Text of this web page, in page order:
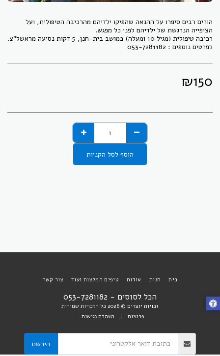
הורים רבים סיפרו על ההנאה שהפיקו ילדיהם מהרכיבה הטיפולית, ועל
לפרטים נוספים : 053-7281182
₪150
הוסף לסל הקניות
הכל לסוסים - 053-7281182
זכויות יוצרים © 2026 כל הזכויות שמורות
פרטיות | הצהרת נגישות
בית חנות אודות טיפים המלצות ועוד צור קשר
הירשם